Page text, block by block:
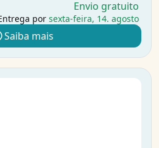
Envio gratuito
por sexta-feira, 14. agosto
Saiba mais